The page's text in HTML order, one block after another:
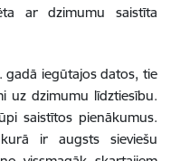
ar dzimumu saistīta
gadā iegūtajos datos, tie
uz dzimumu līdztiesību.
saistītos pienākumus.
ir augsts sieviešu